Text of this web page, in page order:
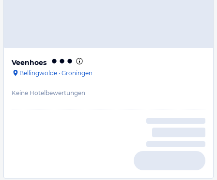
Veenhoes
Bellingwolde · Groningen
Keine Hotelbewertungen